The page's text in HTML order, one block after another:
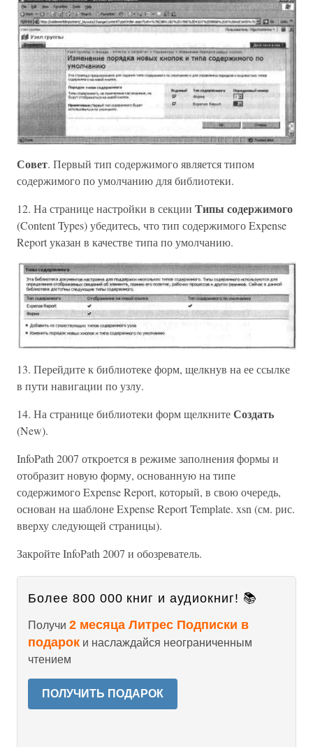
Совет. Первый тип содержимого является типом
содержимого по умолчанию для библиотеки.
12. На странице настройки в секции Типы содержимого
(Content Types) убедитесь, что тип содержимого Expense
Report указан в качестве типа по умолчанию.
13. Перейдите к библиотеке форм, щелкнув на ее ссылке
в пути навигации по узлу.
14. На странице библиотеки форм щелкнитеСоздать
(New).
InfoPath 2007 откроется в режиме заполнения формы и
отобразит новую форму, основанную на типе
содержимого Expense Report, который, в свою очередь,
основан на шаблоне Expense Report Template. xsn (см. рис.
вверху следующей страницы).
Закройте InfoPath 2007 и обозреватель.
Более 800 000 книг и аудиокниг! 📚
Получи 2 месяца Литрес Подписки в
подарок и наслаждайся неограниченным
чтением
ПОЛУЧИТЬ ПОДАРОК